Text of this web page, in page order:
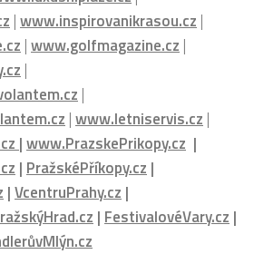
|www.inspirovanikrasou.cz |
|www.golfmagazine.cz |
|
|
|www.letniservis.cz |
|www.PrazskePrikopy.cz |
| PražskéPříkopy.cz |
|VcentruPrahy.cz |
| FestivalovéVary.cz |